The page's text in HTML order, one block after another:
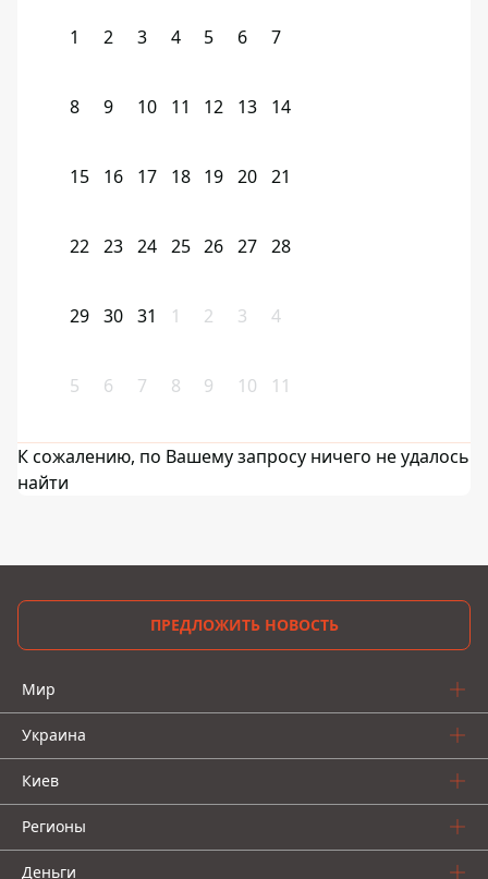
1 2 3 4 5 6 7
8 9 10 11 12 13 14
15 16 17 18 19 20 21
22 23 24 25 26 27 28
29 30 31 1 2 3 4
5 6 7 8 9 10 11
К сожалению, по Вашему запросу ничего не удалось
найти
ПРЕДЛОЖИТЬ НОВОСТЬ
Мир
Украина
Киев
Регионы
Деньги